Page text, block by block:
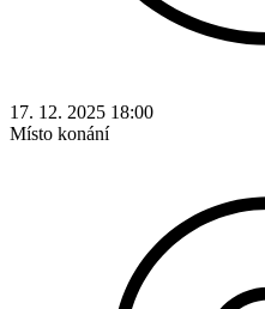
17. 12. 2025 18:00
Místo konání